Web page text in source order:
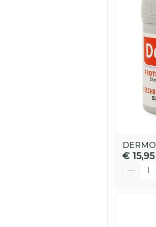
€ 15,95
Aantal